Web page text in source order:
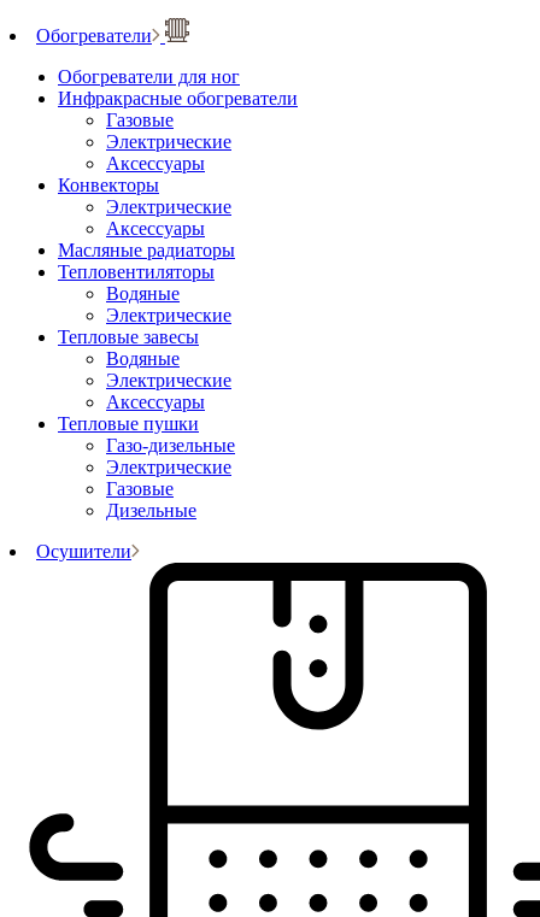
Обогреватели
Обогреватели для ног
Инфракрасные обогреватели
Газовые
Электрические
Аксессуары
Конвекторы
Электрические
Аксессуары
Масляные радиаторы
Тепловентиляторы
Водяные
Электрические
Тепловые завесы
Водяные
Электрические
Аксессуары
Тепловые пушки
Газо-дизельные
Электрические
Газовые
Дизельные
Осушители